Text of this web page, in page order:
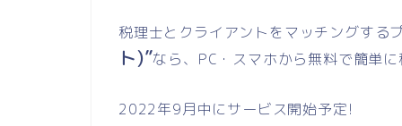
税理士とクライアントをマッチングする
ト)”なら、PC・スマホから無料で簡単
2022年9月中にサービス開始予定!